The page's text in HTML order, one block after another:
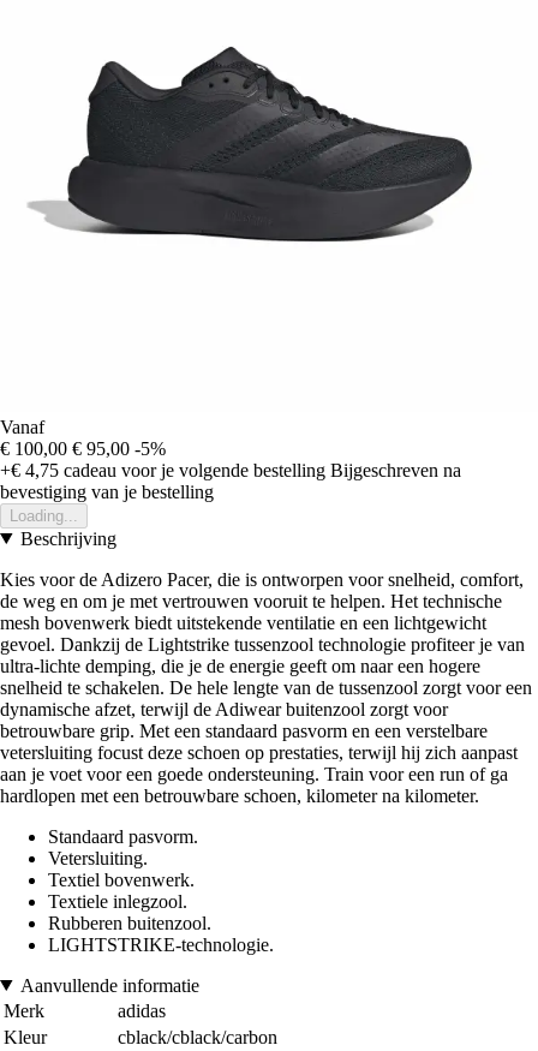
Vanaf
€ 100,00 € 95,00 -5%
+€ 4,75 cadeau voor je volgende bestelling Bijgeschreven na
bevestiging van je bestelling
Loading...
Beschrijving
Kies voor de Adizero Pacer, die is ontworpen voor snelheid, comfort,
de weg en om je met vertrouwen vooruit te helpen. Het technische
mesh bovenwerk biedt uitstekende ventilatie en een lichtgewicht
gevoel. Dankzij de Lightstrike tussenzool technologie profiteer je van
ultra-lichte demping, die je de energie geeft om naar een hogere
snelheid te schakelen. De hele lengte van de tussenzool zorgt voor een
dynamische afzet, terwijl de Adiwear buitenzool zorgt voor
betrouwbare grip. Met een standaard pasvorm en een verstelbare
vetersluiting focust deze schoen op prestaties, terwijl hij zich aanpast
aan je voet voor een goede ondersteuning. Train voor een run of ga
hardlopen met een betrouwbare schoen, kilometer na kilometer.
Standaard pasvorm.
Vetersluiting.
Textiel bovenwerk.
Textiele inlegzool.
Rubberen buitenzool.
LIGHTSTRIKE-technologie.
Aanvullende informatie
Merk
adidas
Kleur
cblack/cblack/carbon